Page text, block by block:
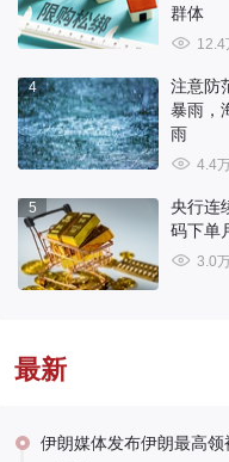
群体
12.4
4
注意防
暴雨，
雨
4.4
5
央行连
码下单
3.0
最新
伊朗媒体发布伊朗最高领